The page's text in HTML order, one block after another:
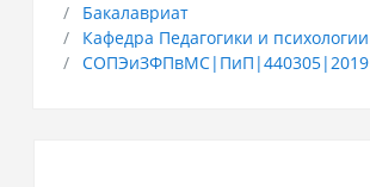
Бакалавриат
Кафедра Педагогики и психологии
СОПЭиЗФПвМС|ПиП|440305|2019